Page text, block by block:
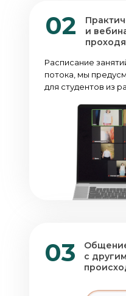
02
03
и
с
Расписание
потока, мы
для студентов из